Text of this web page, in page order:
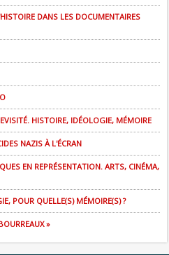
DANS LES DOCUMENTAIRES
HISTOIRE, IDÉOLOGIE, MÉMOIRE
NAZIS À L'ÉCRAN
EN REPRÉSENTATION. ARTS, CINÉMA,
POUR QUELLE(S) MÉMOIRE(S) ?
»